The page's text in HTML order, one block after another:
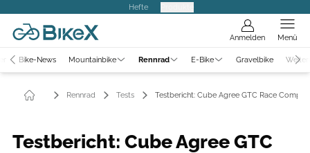
Hefte
Anmelden Menü
Bike-News Mountainbike Rennrad E-Bike Gravelbike
Rennrad Tests Testbericht: Cube Agree GTC Race
Testbericht: Cube Agree GTC